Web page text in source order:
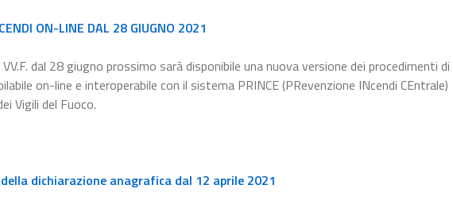
ON-LINE DAL 28 GIUGNO 2021
dal 28 giugno prossimo sarà disponibile una nuova versione dei procedimenti di
on-line e interoperabile con il sistema PRINCE (PRevenzione INcendi CEntrale)
Vigili del Fuoco.
dichiarazione anagrafica dal 12 aprile 2021